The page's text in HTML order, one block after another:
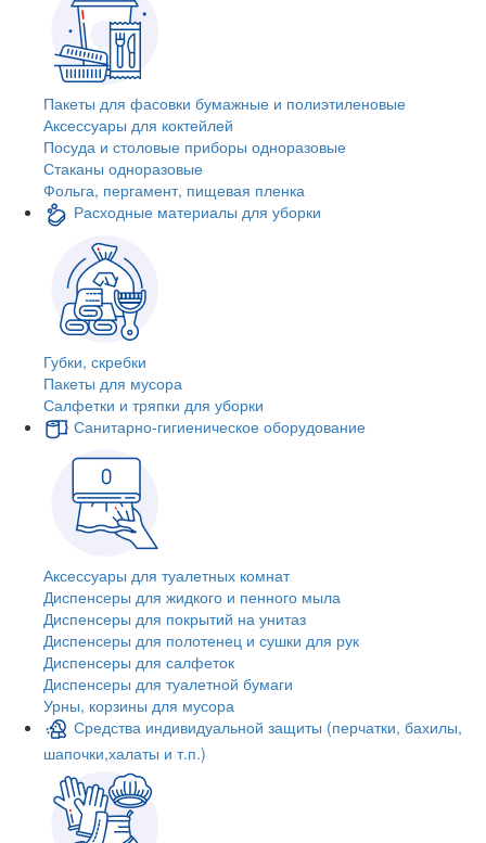
Пакеты для фасовки бумажные и полиэтиленовые
Аксессуары для коктейлей
Посуда и столовые приборы одноразовые
Стаканы одноразовые
Фольга, пергамент, пищевая пленка
Расходные материалы для уборки
Губки, скребки
Пакеты для мусора
Салфетки и тряпки для уборки
Санитарно-гигиеническое оборудование
Аксессуары для туалетных комнат
Диспенсеры для жидкого и пенного мыла
Диспенсеры для покрытий на унитаз
Диспенсеры для полотенец и сушки для рук
Диспенсеры для салфеток
Диспенсеры для туалетной бумаги
Урны, корзины для мусора
Средства индивидуальной защиты (перчатки, бахилы,
шапочки,халаты и т.п.)